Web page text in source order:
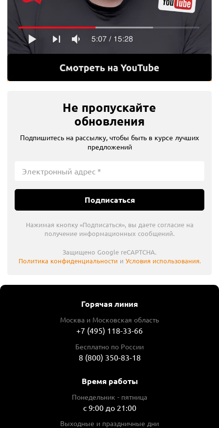
Не пропускайте
обновления
Подпишитесь на рассылку, чтобы быть в курсе лучших
предложений
Подписаться
Нажимая кнопку «Подписаться», вы даете согласие на
получение информационных сообщений.
Защищено Google reCAPTCHA.
Политика конфиденциальности и Условия использования.
Горячая линия
Москва и Московская область
+7 (495) 118-33-66
Бесплатно по России
8 (800) 350-83-18
Время работы
Понедельник - пятница
с 9:00 до 21:00
Выходные и праздничные дни